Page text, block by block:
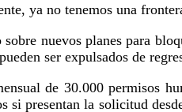
ya no tenemos una
nuevos planes para
ser expulsados de
de 30.000 permisos
presentan la solicitud